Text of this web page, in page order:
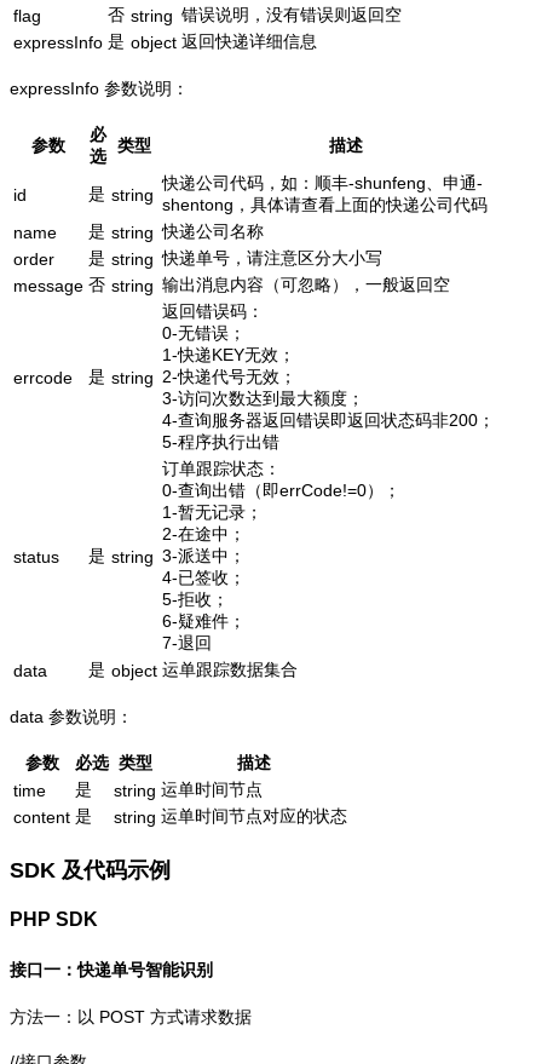
flag
否 string 错误说明，没有错误则返回空
expressInfo 是 object 返回快递详细信息
expressInfo 参数说明：
参数
必
选
类型 描述
id 是 string
快递公司代码，如：顺丰-shunfeng、申通-
shentong，具体请查看上面的快递公司代码
name
是 string 快递公司名称
order
是 string 快递单号，请注意区分大小写
message 否 string 输出消息内容（可忽略），一般返回空
errcode 是 string
返回错误码：
0-无错误；
1-快递KEY无效；
2-快递代号无效；
3-访问次数达到最大额度；
4-查询服务器返回错误即返回状态码非200；
5-程序执行出错
status 是 string
订单跟踪状态：
0-查询出错（即errCode!=0）；
1-暂无记录；
2-在途中；
3-派送中；
4-已签收；
5-拒收；
6-疑难件；
7-退回
data
是 object 运单跟踪数据集合
data 参数说明：
参数 必选 类型
描述
time
是 string 运单时间节点
content 是 string 运单时间节点对应的状态
SDK 及代码示例
PHP SDK
接口一：快递单号智能识别
方法一：以 POST 方式请求数据